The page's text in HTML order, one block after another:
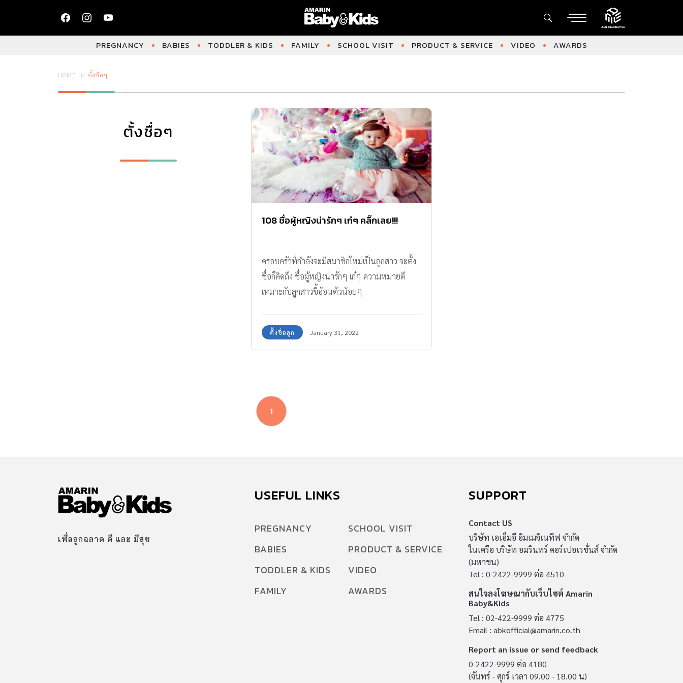
PREGNANCY BABIES TODDLER & KIDS FAMILY SCHOOL VISIT PRODUCT & SERVICE VIDEO AWARDS
HOME ตั้งชื่อๆ
ตั้งชื่อๆ
108 ชื่อผู้หญิงน่ารักๆ เก๋ๆ คลิ๊กเลย!!!
ครอบครัวที่กำลังจะมีสมาชิกใหม่เป็นลูกสาว จะตั้ง
ชื่อก็คิดถึง ชื่อผู้หญิงน่ารักๆ เก๋ๆ ความหมายดี
เหมาะกับลูกสาวขี้อ้อนตัวน้อยๆ
ตั้งชื่อลูก January 31, 2022
1
เพื่อลูกฉลาด ดี และ มีสุข
USEFUL LINKS
PREGNANCY
BABIES
TODDLER & KIDS
FAMILY
SCHOOL VISIT
PRODUCT & SERVICE
VIDEO
AWARDS
SUPPORT
Contact US
บริษัท เอเอ็มอี อิมเมจิเนทีฟ จำกัด
ในเครือ บริษัท อมรินทร์ คอร์เปอเรชั่นส์ จำกัด
(มหาชน)
Tel : 0-2422-9999 ต่อ 4510
สนใจลงโฆษณากับเว็บไซต์ Amarin
Baby&Kids
Tel : 02-422-9999 ต่อ 4775
Email : abkofficial@amarin.co.th
Report an issue or send feedback
0-2422-9999 ต่อ 4180
(จันทร์ - ศุกร์ เวลา 09.00 - 18.00 น)